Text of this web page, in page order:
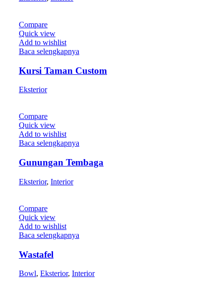
Compare
Quick view
Add to wishlist
Baca selengkapnya
Kursi Taman Custom
Eksterior
Compare
Quick view
Add to wishlist
Baca selengkapnya
Gunungan Tembaga
Eksterior, Interior
Compare
Quick view
Add to wishlist
Baca selengkapnya
Wastafel
Bowl, Eksterior, Interior